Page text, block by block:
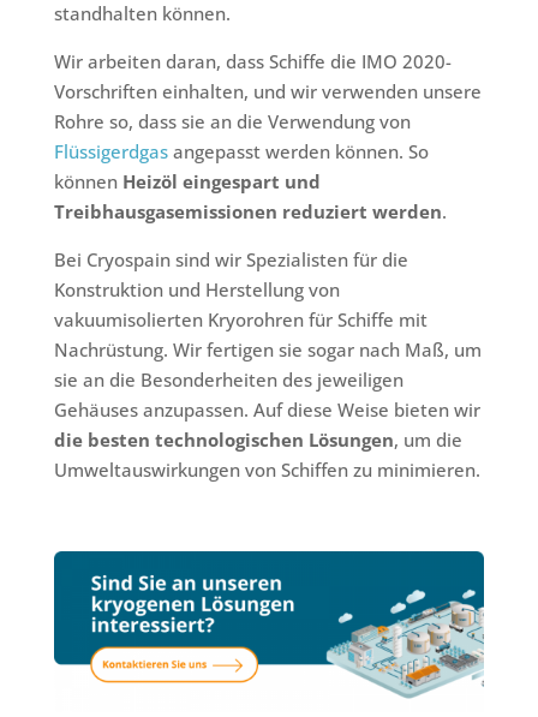
standhalten können.
Wir arbeiten daran, dass Schiffe die IMO 2020-
Vorschriften einhalten, und wir verwenden unsere
Rohre so, dass sie an die Verwendung von
Flüssigerdgasangepasst werden können. So
können Heizöl eingespart und
Treibhausgasemissionen reduziert werden.
Bei Cryospain sind wir Spezialisten für die
Konstruktion und Herstellung von
vakuumisolierten Kryorohren für Schiffe mit
Nachrüstung. Wir fertigen sie sogar nach Maß, um
sie an die Besonderheiten des jeweiligen
Gehäuses anzupassen. Auf diese Weise bieten wir
die besten technologischen Lösungen, um die
Umweltauswirkungen von Schiffen zu minimieren.